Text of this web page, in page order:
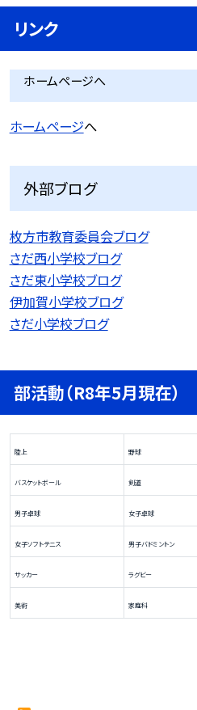
リンク
ホームページへ
ホームページへ
外部ブログ
枚方市教育委員会ブログ
さだ西小学校ブログ
さだ東小学校ブログ
伊加賀小学校ブログ
さだ小学校ブログ
部活動（R8年5月現在）
陸上 野球
バスケットボール 剣道
男子卓球 女子卓球
女子ソフトテニス 男子バドミントン
サッカー ラグビー
美術 家庭科